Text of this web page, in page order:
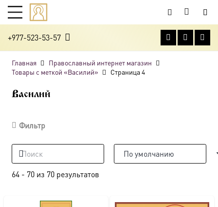
+977-523-53-57
Главная
Православный интернет магазин
Товары с меткой «Василий»
Страница 4
Василий
Фильтр
64 - 70 из 70 результатов